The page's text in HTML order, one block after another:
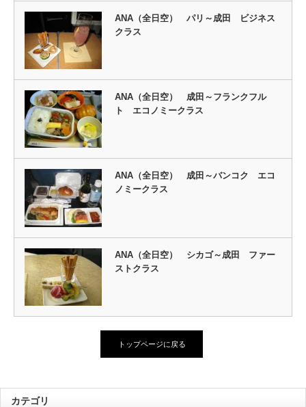
ANA（全日空） パリ～成田 ビジネス
クラス
ANA（全日空） 成田～フランクフル
ト エコノミークラス
ANA（全日空） 成田～バンコク エコ
ノミークラス
ANA（全日空） シカゴ～成田 ファー
ストクラス
トップページに戻る
カテゴリ